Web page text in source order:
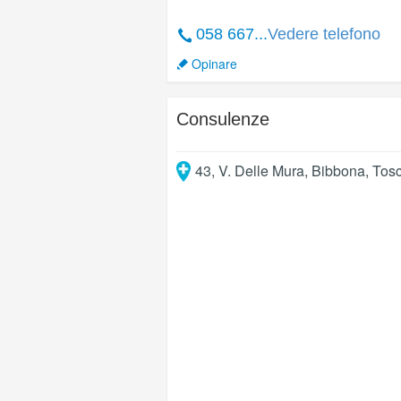
058 667...Vedere telefono
Opinare
Consulenze
43, V. Delle Mura, Bibbona,